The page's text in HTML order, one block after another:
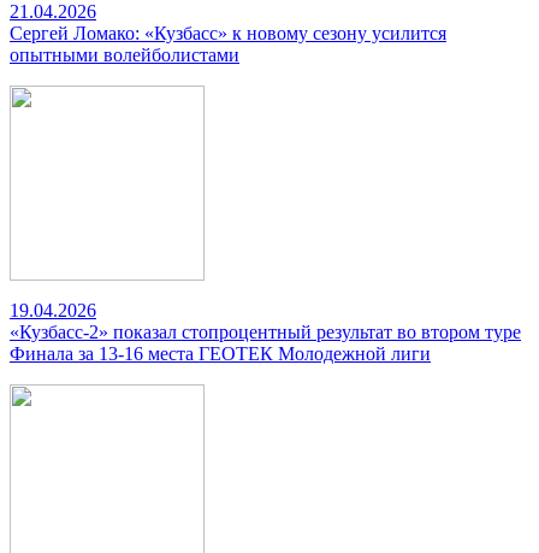
21.04.2026
Сергей Ломако: «Кузбасс» к новому сезону усилится
опытными волейболистами
19.04.2026
«Кузбасс-2» показал стопроцентный результат во втором туре
Финала за 13-16 места ГЕОТЕК Молодежной лиги